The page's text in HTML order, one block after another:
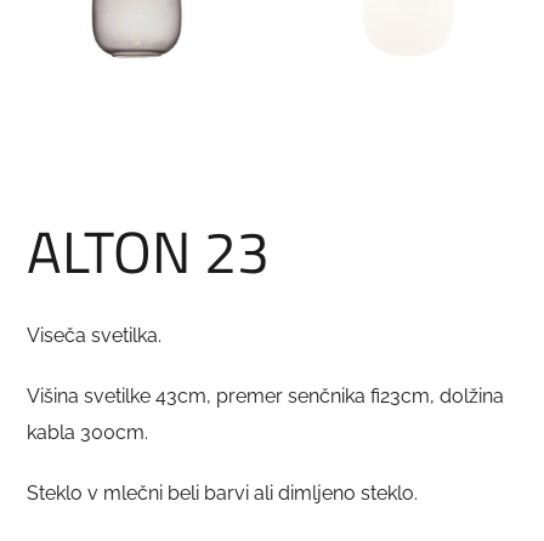
ALTON 23
Viseča svetilka.
Višina svetilke 43cm, premer senčnika fi23cm, dolžina
kabla 300cm.
Steklo v mlečni beli barvi ali dimljeno steklo.